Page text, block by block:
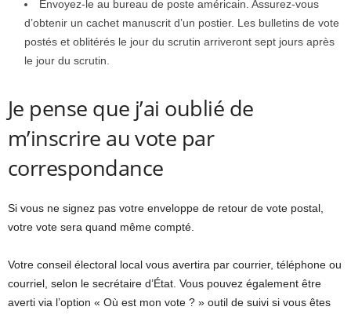
Envoyez-le au bureau de poste américain. Assurez-vous
d’obtenir un cachet manuscrit d’un postier. Les bulletins de vote
postés et oblitérés le jour du scrutin arriveront sept jours après
le jour du scrutin.
Je pense que j’ai oublié de
m’inscrire au vote par
correspondance
Si vous ne signez pas votre enveloppe de retour de vote postal,
votre vote sera quand même compté.
Votre conseil électoral local vous avertira par courrier, téléphone ou
courriel, selon le secrétaire d’État. Vous pouvez également être
averti via l’option « Où est mon vote ? » outil de suivi si vous êtes